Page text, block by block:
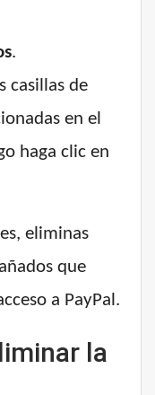
.
casillas de
en el
haga clic en
eliminas
que
a PayPal.
la